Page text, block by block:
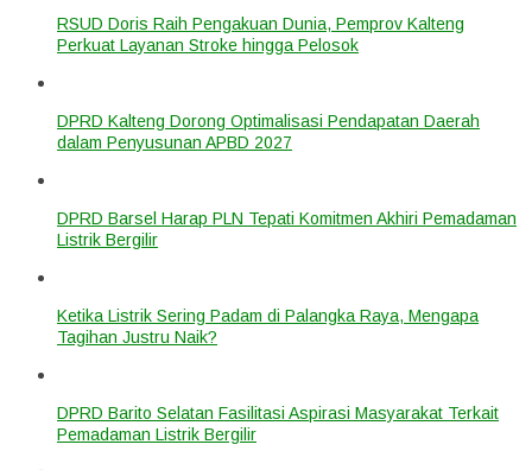
RSUD Doris Raih Pengakuan Dunia, Pemprov Kalteng
Perkuat Layanan Stroke hingga Pelosok
DPRD Kalteng Dorong Optimalisasi Pendapatan Daerah
dalam Penyusunan APBD 2027
DPRD Barsel Harap PLN Tepati Komitmen Akhiri Pemadaman
Listrik Bergilir
Ketika Listrik Sering Padam di Palangka Raya, Mengapa
Tagihan Justru Naik?
DPRD Barito Selatan Fasilitasi Aspirasi Masyarakat Terkait
Pemadaman Listrik Bergilir